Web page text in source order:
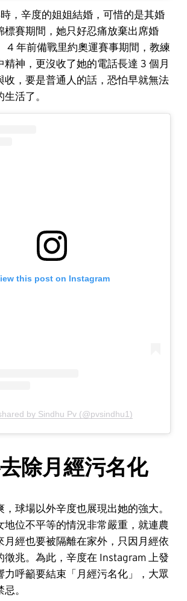
，辛度的姐姐結婚，可惜的是其婚
標賽期間，她只好忍痛放棄出席婚
4 年前備戰里約奧運賽事期間，教練
精神，更沒收了她的電話長達 3 個月
收，要是普通人的話，恐怕早就無法
活了。
this post on Instagram
by Sindhu Pv (@pvsindhu1)
除月經污名化
球場以外辛度也展現出她的強大。
地位不平等的情況非常嚴重，就連農
月經也要被隔離在家外，只因月經依
徵兆。為此，辛度在 Instagram 上發
力呼籲要結束「月經污名化」，大眾
。